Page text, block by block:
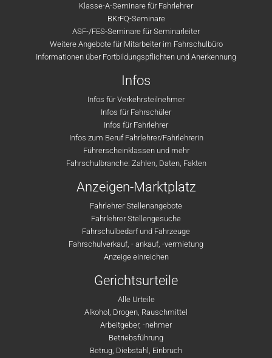
Klasse-A-Seminare für Fahrlehrer
BKrFQ-Seminare
ASF-/FES-Seminare für Seminarleiter
Weitere Angebote für Mitarbeiter im Fahrschulbüro
Informationen über Fortbildungspflichten und Anerkennung
Infos
Infos für Verkehrsteilnehmer
Infos für Fahrschüler
Infos für Fahrlehrer
Infos zum Beruf Fahrlehrer/Fahrlehrerin
Führerscheinklassen und mehr
Fahrschulbranche: Zahlen, Daten, Fakten
Anzeigen-Marktplatz
Fahrlehrer Stellenangebote
Fahrlehrer Stellengesuche
Fahrschulbedarf und Fahrzeuge
Fahrschulverkauf, - ankauf, -vermietung
Anzeige einreichen
Gerichtsurteile
Alle Urteile
Alkohol, Drogen, Rauschmittel
Arbeitgeber, -nehmer
Betriebsführung
Betrug, Diebstahl, Einbruch